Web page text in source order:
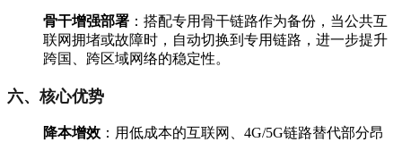
骨干增强部署 ：搭配专用骨干链路作为备份，当公共互
联网拥堵或故障时，自动切换到专用链路，进一步提升
跨国、跨区域网络的稳定性。
六、核心优势
降本增效 ：用低成本的互联网、4G/5G链路替代部分昂